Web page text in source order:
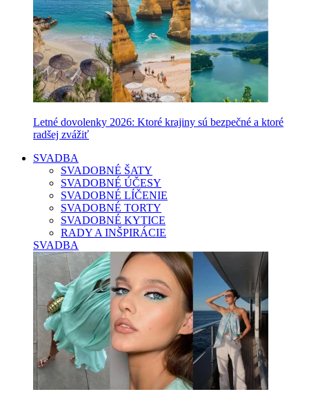
Letné dovolenky 2026: Ktoré krajiny sú bezpečné a ktoré
radšej zvážiť
SVADBA
SVADOBNÉ ŠATY
SVADOBNÉ ÚČESY
SVADOBNÉ LÍČENIE
SVADOBNÉ TORTY
SVADOBNÉ KYTICE
RADY A INŠPIRÁCIE
SVADBA